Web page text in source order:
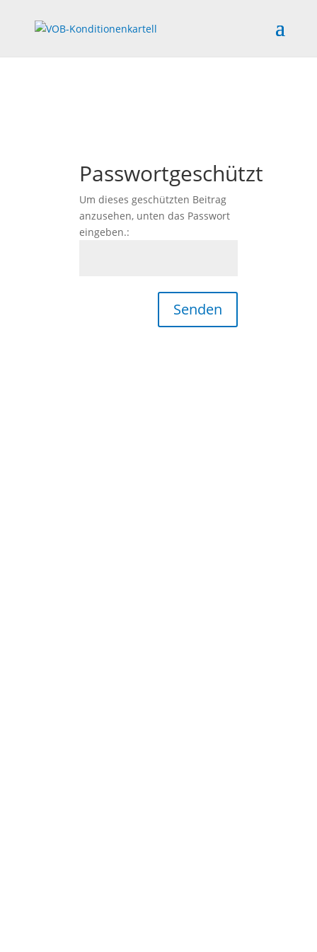
Passwortgeschützt
Um dieses geschützten Beitrag
anzusehen, unten das Passwort
eingeben.:
Senden